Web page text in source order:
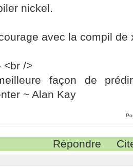
nickel.
avec la compil de
<br />
façon de
~ Alan Kay
Répondre